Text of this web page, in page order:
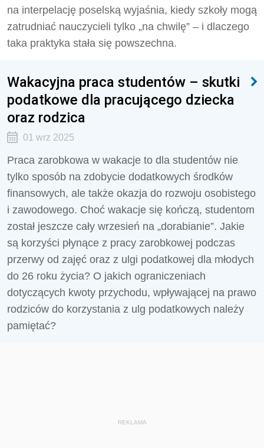
na interpelację poselską wyjaśnia, kiedy szkoły mogą
zatrudniać nauczycieli tylko „na chwilę” – i dlaczego
taka praktyka stała się powszechna.
Wakacyjna praca studentów – skutki
podatkowe dla pracującego dziecka
oraz rodzica
01 wrz 2025
Praca zarobkowa w wakacje to dla studentów nie
tylko sposób na zdobycie dodatkowych środków
finansowych, ale także okazja do rozwoju osobistego
i zawodowego. Choć wakacje się kończą, studentom
został jeszcze cały wrzesień na „dorabianie”. Jakie
są korzyści płynące z pracy zarobkowej podczas
przerwy od zajęć oraz z ulgi podatkowej dla młodych
do 26 roku życia? O jakich ograniczeniach
dotyczących kwoty przychodu, wpływającej na prawo
rodziców do korzystania z ulg podatkowych należy
pamiętać?
REKLAMA